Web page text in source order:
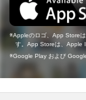
Appleのロゴ、App Store
す。App Storeは、Apple
Google Play および